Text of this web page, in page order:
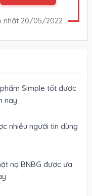
nhật 20/05/2022
Simple tốt được
nay
nhiều người tin dùng
nạ BNBG được ưa